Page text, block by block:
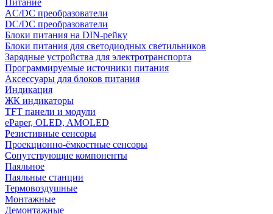
Питание
AC/DC преобразователи
DC/DC преобразователи
Блоки питания на DIN-рейку
Блоки питания для светодиодных светильников
Зарядные устройства для электротранспорта
Программируемые источники питания
Аксессуары для блоков питания
Индикация
ЖК индикаторы
TFT панели и модули
ePaper, OLED, AMOLED
Резистивные сенсоры
Проекционно-ёмкостные сенсоры
Сопутствующие компоненты
Паяльное
Паяльные станции
Термовоздушные
Монтажные
Демонтажные